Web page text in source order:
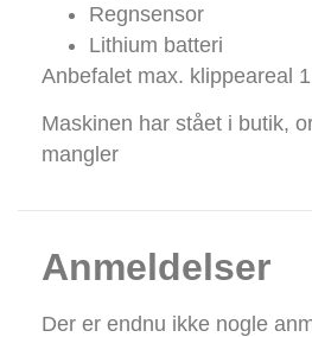
Regnsensor
Lithium batteri
Anbefalet max. klippeareal
Maskinen har stået i butik,
mangler
Anmeldelser
Der er endnu ikke nogle